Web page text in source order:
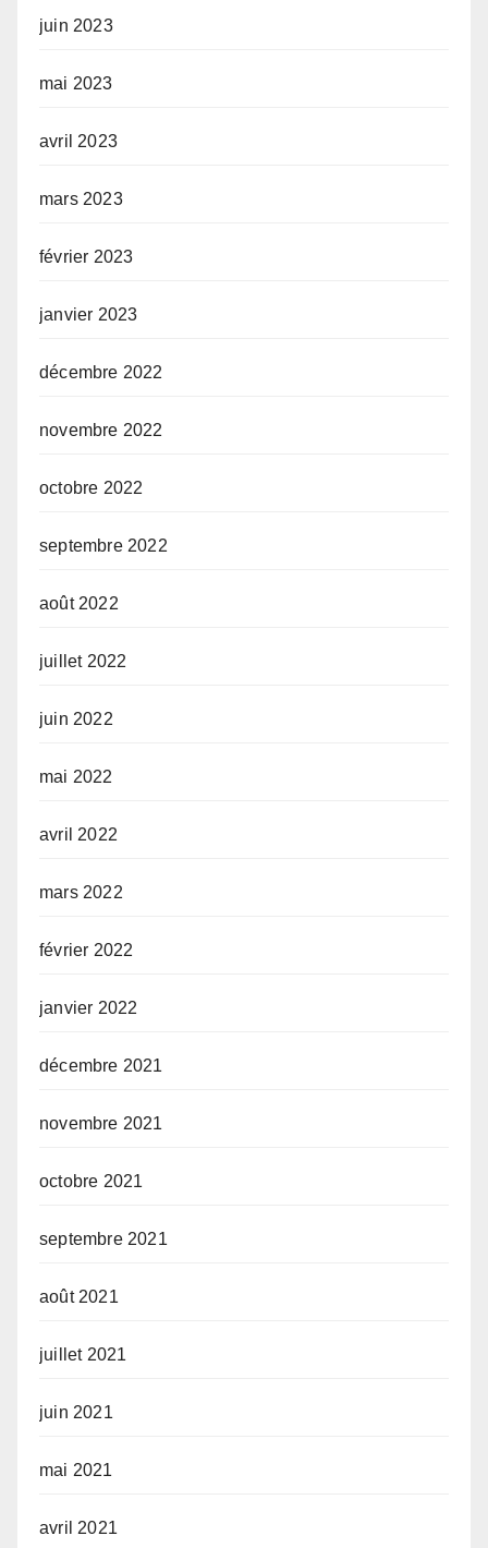
juin 2023
mai 2023
avril 2023
mars 2023
février 2023
janvier 2023
décembre 2022
novembre 2022
octobre 2022
septembre 2022
août 2022
juillet 2022
juin 2022
mai 2022
avril 2022
mars 2022
février 2022
janvier 2022
décembre 2021
novembre 2021
octobre 2021
septembre 2021
août 2021
juillet 2021
juin 2021
mai 2021
avril 2021